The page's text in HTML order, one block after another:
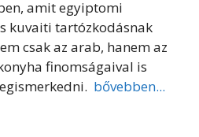
amit egyiptomi
kuvaiti tartózkodásnak
csak az arab, hanem az
finomságaival is
bővebben...